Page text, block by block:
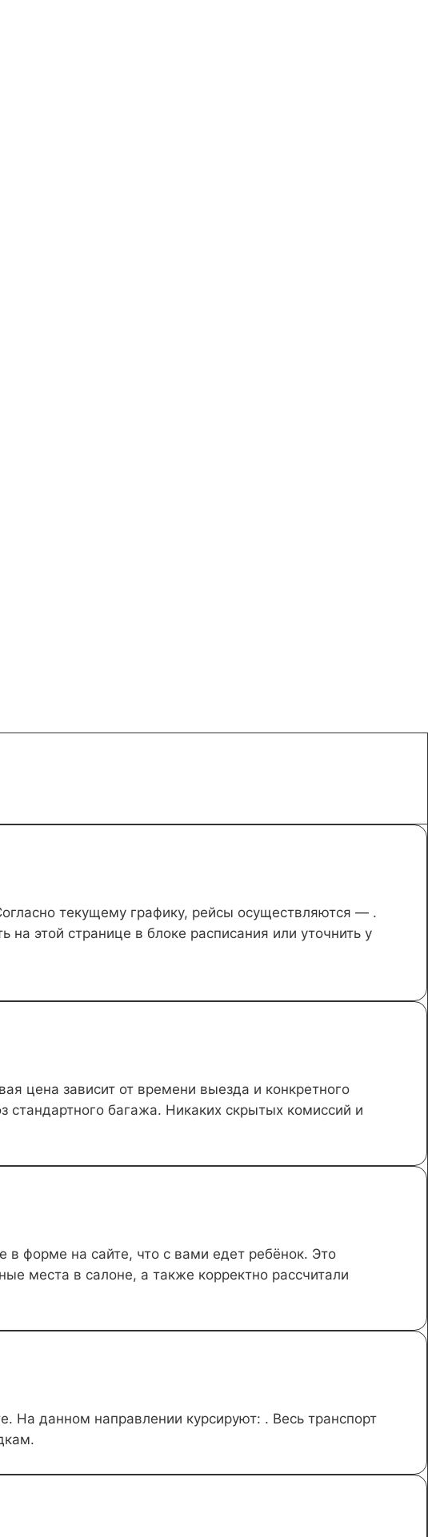
текущему графику, рейсы осуществляются — .
этой странице в блоке расписания или уточнить у
цена зависит от времени выезда и конкретного
багажа. Никаких скрытых комиссий и
в форме на сайте, что с вами едет ребёнок. Это
места в салоне, а также корректно рассчитали
данном направлении курсируют: . Весь транспорт